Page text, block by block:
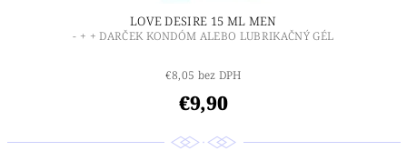
LOVE DESIRE 15 ML MEN
- + + DARČEK KONDÓM ALEBO LUBRIKAČNÝ GÉL
€8,05 bez DPH
€9,90